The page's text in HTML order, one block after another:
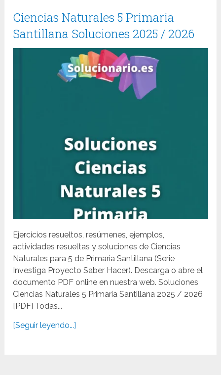
Ciencias Naturales 5 Primaria
Santillana Soluciones 2025 / 2026
Ejercicios resueltos, resúmenes, ejemplos,
actividades resueltas y soluciones de Ciencias
Naturales para 5 de Primaria Santillana (Serie
Investiga Proyecto Saber Hacer). Descarga o abre el
documento PDF online en nuestra web. Soluciones
Ciencias Naturales 5 Primaria Santillana 2025 / 2026
[PDF] Todas...
[Seguir leyendo...]